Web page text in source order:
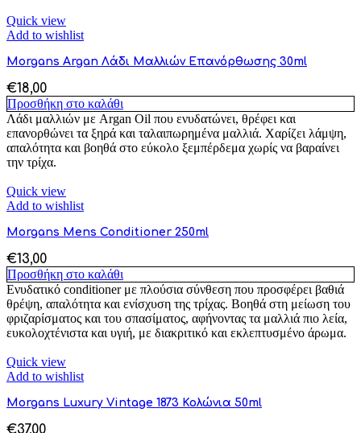
Quick view
Add to wishlist
Morgans Argan Λάδι Μαλλιών Επανόρθωσης 30ml
€18,00
Προσθήκη στο καλάθι
Λάδι μαλλιών με Argan Oil που ενυδατώνει, θρέφει και
επανορθώνει τα ξηρά και ταλαιπωρημένα μαλλιά. Χαρίζει λάμψη,
απαλότητα και βοηθά στο εύκολο ξεμπέρδεμα χωρίς να βαραίνει
την τρίχα.
Quick view
Add to wishlist
Morgans Mens Conditioner 250ml
€13,00
Προσθήκη στο καλάθι
Ενυδατικό conditioner με πλούσια σύνθεση που προσφέρει βαθιά
θρέψη, απαλότητα και ενίσχυση της τρίχας. Βοηθά στη μείωση του
φριζαρίσματος και του σπασίματος, αφήνοντας τα μαλλιά πιο λεία,
ευκολοχτένιστα και υγιή, με διακριτικό και εκλεπτυσμένο άρωμα.
Quick view
Add to wishlist
Morgans Luxury Vintage 1873 Κολώνια 50ml
€37,00